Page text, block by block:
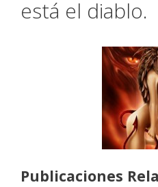
está el diablo.
Publicaciones